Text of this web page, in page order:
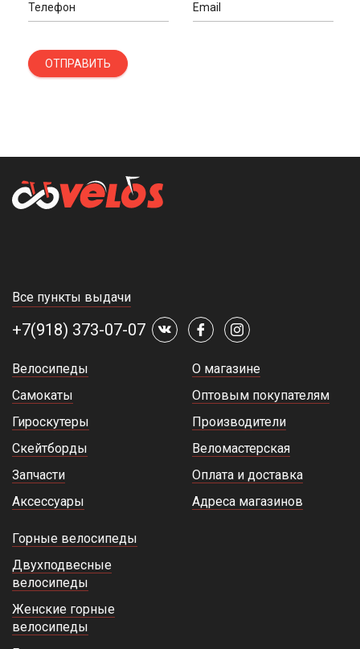
Телефон Email
ОТПРАВИТЬ
Все пункты выдачи
+7(918) 373-07-07
Велосипеды
Самокаты
Гироскутеры
Скейтборды
Запчасти
Аксессуары
О магазине
Оптовым покупателям
Производители
Веломастерская
Оплата и доставка
Адреса магазинов
Горные велосипеды
Двухподвесные
велосипеды
Женские горные
велосипеды